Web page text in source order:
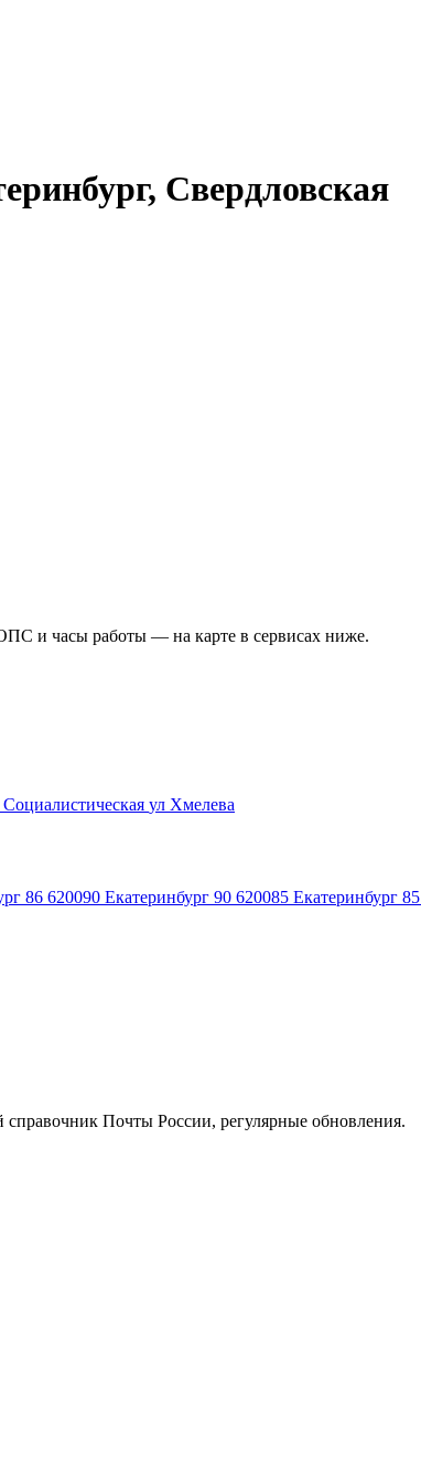
Свердловская
и часы работы — на карте в сервисах ниже.
Социалистическая ул Хмелева
86 620090 Екатеринбург 90 620085 Екатеринбург 85
Почты России, регулярные обновления.